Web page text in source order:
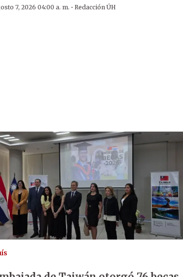
7, 2026 04:00 a. m. ·Redacción ÚH